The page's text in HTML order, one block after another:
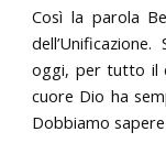
Così la parola
oggi, per tutto il
cuore Dio ha
Dobbiamo